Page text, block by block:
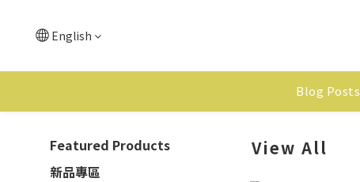
English
Blog Posts
Featured Products
新品專區
View All